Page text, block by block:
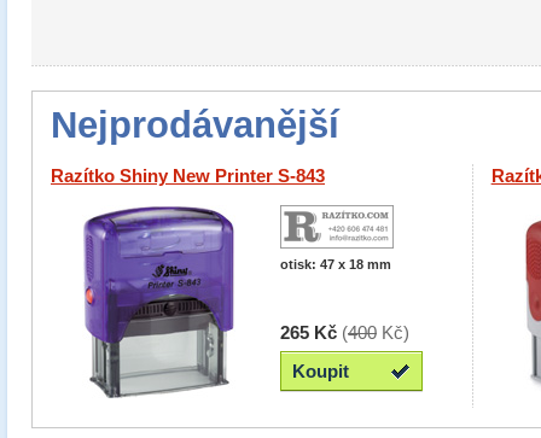
Nejprodávanější
Razítko Shiny New Printer S-843
otisk: 47 x 18 mm
265 Kč (400 Kč)
Koupit